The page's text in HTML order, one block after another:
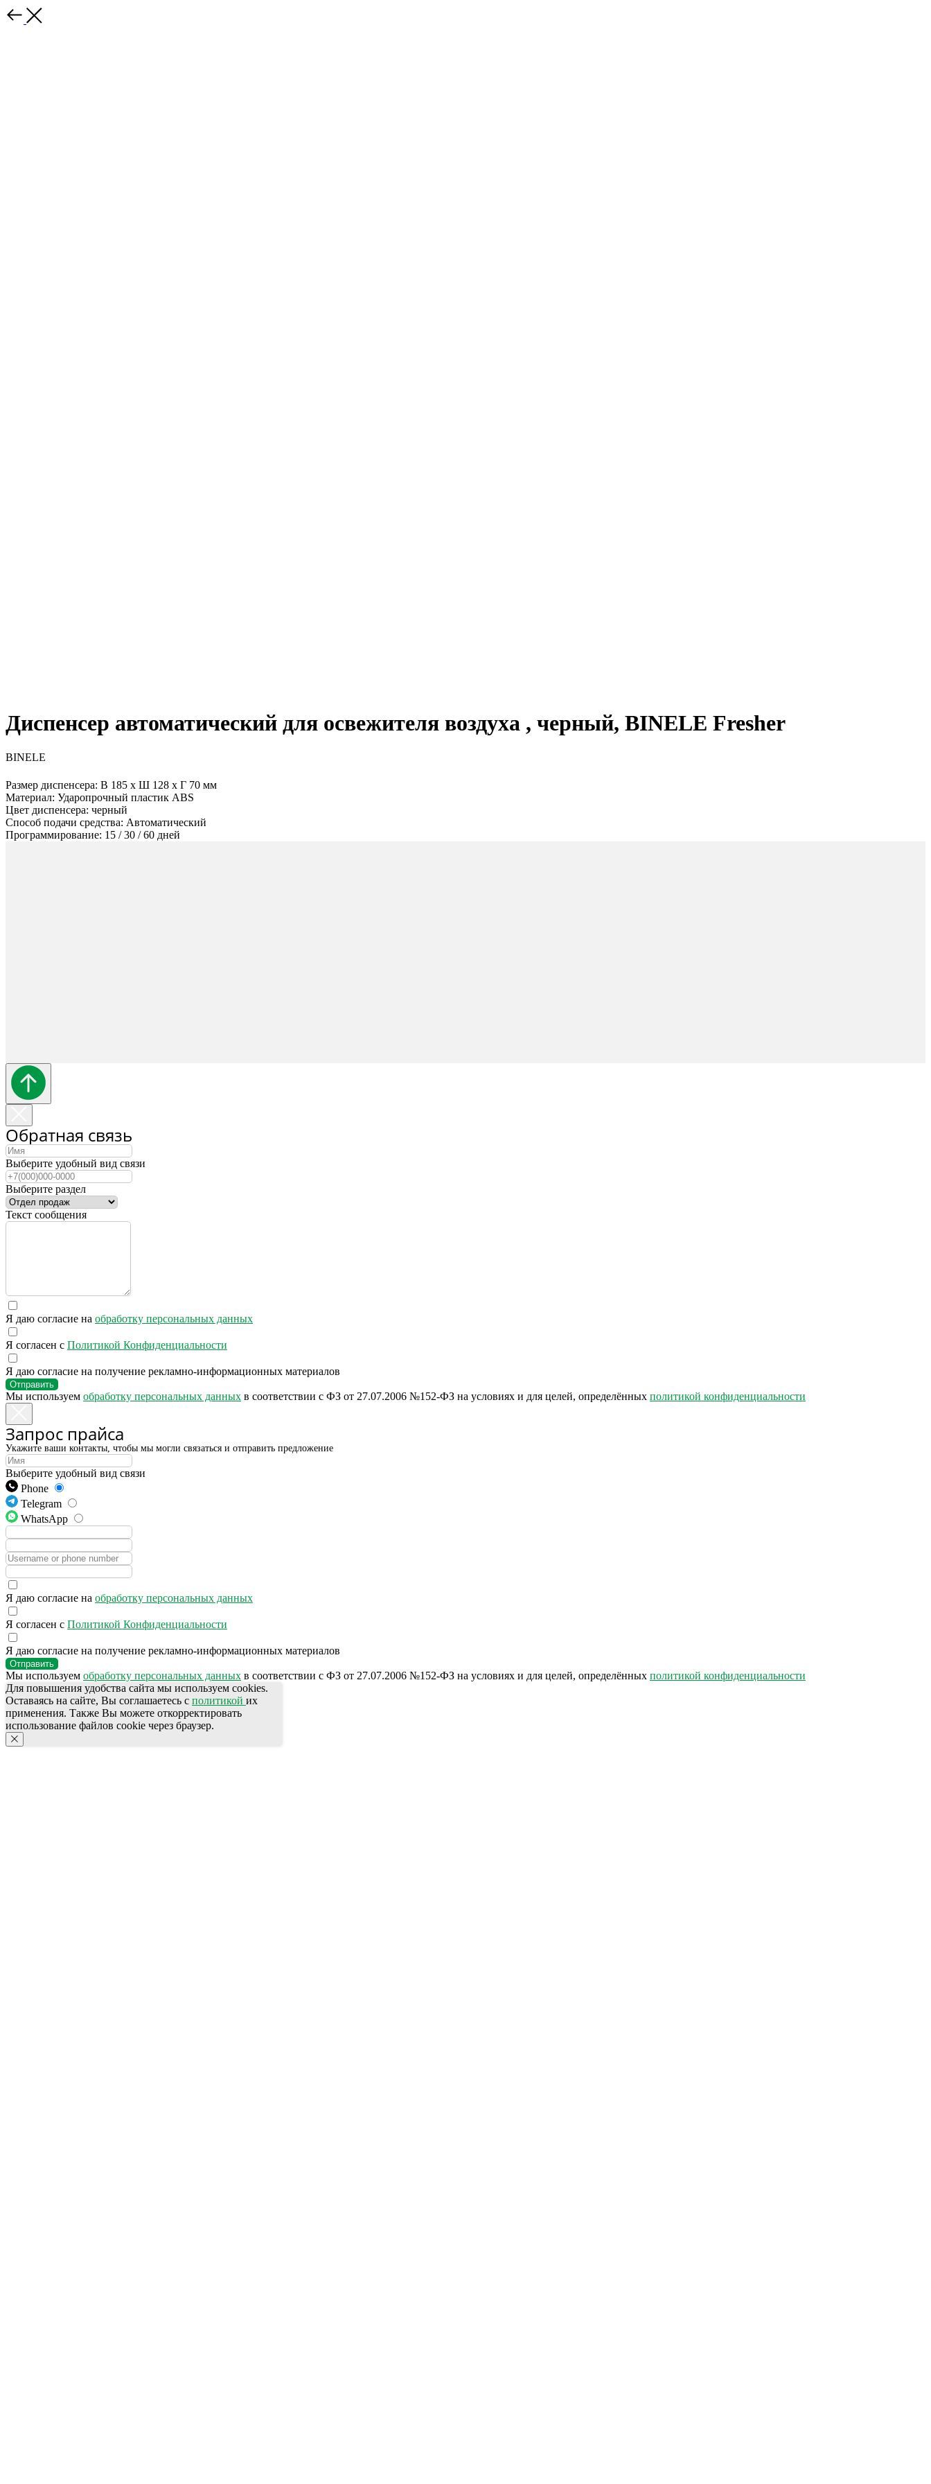
Диспенсер автоматический для освежителя воздуха , черный, BINELE Fresher
ВINELE
Размер диспенсера: В 185 х Ш 128 х Г 70 мм
Материал: Ударопрочный пластик ABS
Цвет диспенсера: черный
Способ подачи средства: Автоматический
Программирование: 15 / 30 / 60 дней
г. Калининград, ул. Дзержинского, д. 125
777-987
ПОЛЕЗНАЯ ИНФОРМАЦИЯ
АКЦИИ
Бренды
КАТАЛОГ ПРОДУКЦИИ
Для HoReCa
Для Retail
Автоматизация
Публичная оферта
Политика конфиденциальности
Согласие на обработку персональных данных
О Компании
Сотрудничество
Кордиалы, Сиропы, Основы
Напитки
Профессиональная химия
Одноразовая посуда и упаковка
Продукты питания
Столовая посуда
Инвентарь
Звуковое оборудование
Оборудование
Мебель из нержавеющей стали
mbr@mbr.ltd
Обратная связь
Выберите удобный вид связи
Выберите раздел
Текст сообщения
Я даю согласие на обработку персональных данных
Я согласен с Политикой Конфиденциальности
Я даю согласие на получение рекламно-информационных материалов
Отправить
Мы используем обработку персональных данных в соответствии с ФЗ от 27.07.2006 №152-ФЗ на условиях и для целей, определённых политикой конфиденциальности
Запрос прайса
Укажите ваши контакты, чтобы мы могли связаться и отправить предложение
Выберите удобный вид связи
Phone
Telegram
WhatsApp
Я даю согласие на обработку персональных данных
Я согласен с Политикой Конфиденциальности
Я даю согласие на получение рекламно-информационных материалов
Отправить
Мы используем обработку персональных данных в соответствии с ФЗ от 27.07.2006 №152-ФЗ на условиях и для целей, определённых политикой конфиденциальности
Для повышения удобства сайта мы используем cookies.
Оставаясь на сайте, Вы соглашаетесь с политикой их
применения. Также Вы можете откорректировать
использование файлов cookie через браузер.